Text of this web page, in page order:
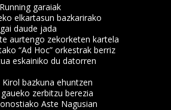
garaiak
elkartasun bazkarirako
daude jada
aurtengo zekorketen kartela
“Ad Hoc” orkestrak berriz
eskainiko du datorren
Kirol bazkuna ehuntzen
zerbitzu berezia
Aste Nagusian